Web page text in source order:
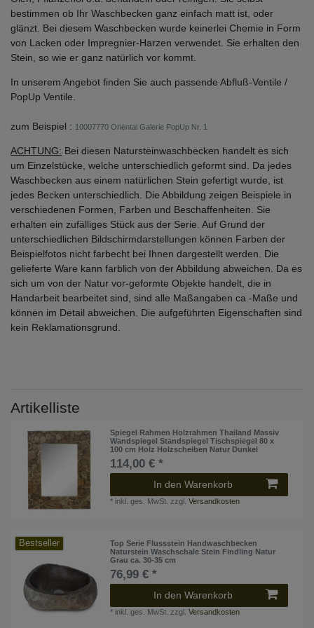
bestimmen ob Ihr Waschbecken ganz einfach matt ist, oder
glänzt. Bei diesem Waschbecken wurde keinerlei Chemie in Form
von Lacken oder Impregnier-Harzen verwendet. Sie erhalten den
Stein, so wie er ganz natürlich vor kommt.
In unserem Angebot finden Sie auch passende Abfluß-Ventile /
PopUp Ventile.
zum Beispiel : 10007770 Oriental Galerie PopUp Nr. 1
ACHTUNG: Bei diesen Natursteinwaschbecken handelt es sich
um Einzelstücke, welche unterschiedlich geformt sind. Da jedes
Waschbecken aus einem natürlichen Stein gefertigt wurde, ist
jedes Becken unterschiedlich. Die Abbildung zeigen Beispiele in
verschiedenen Formen, Farben und Beschaffenheiten. Sie
erhalten ein zufälliges Stück aus der Serie. Auf Grund der
unterschiedlichen Bildschirmdarstellungen können Farben der
Beispielfotos nicht farbecht bei Ihnen dargestellt werden. Die
gelieferte Ware kann farblich von der Abbildung abweichen. Da es
sich um von der Natur vor-geformte Objekte handelt, die in
Handarbeit bearbeitet sind, sind alle Maßangaben ca.-Maße und
können im Detail abweichen. Die aufgeführten Eigenschaften sind
kein Reklamationsgrund.
Artikelliste
Spiegel Rahmen Holzrahmen Thailand Massiv
Wandspiegel Standspiegel Tischspiegel 80 x
100 cm Holz Holzscheiben Natur Dunkel
114,00 € *
In den Warenkorb
* inkl. ges. MwSt. zzgl.Versandkosten
Bestseller
Top Serie Flussstein Handwaschbecken
Naturstein Waschschale Stein Findling Natur
Grau ca. 30-35 cm
76,99 € *
In den Warenkorb
* inkl. ges. MwSt. zzgl.Versandkosten